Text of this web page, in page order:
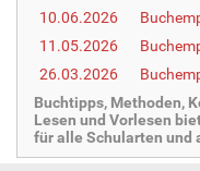
:
10.06.2026
11.05.2026
26.03.2026
Buchtipps, Methoden,
Lesen und Vorlesen
für alle Schularten und